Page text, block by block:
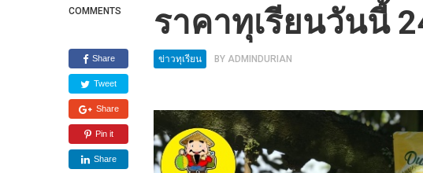
COMMENTS
Share
Tweet
Share
Pin it
Share
ราคาทุเรียนวันนี้
ข่าวทุเรียน BY ADMINDURIAN